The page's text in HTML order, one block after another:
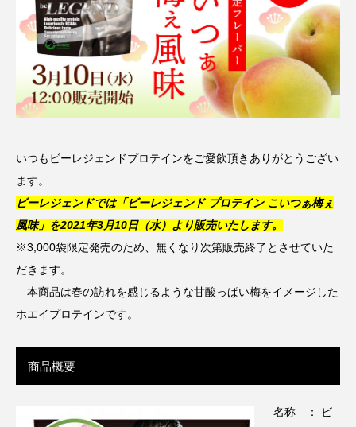
いつもビーレジェンドプロテインをご愛飲頂きありがとうござい
ます。
ビーレジェンドでは「ビーレジェンド プロテイン こいつぁ梅ぇ
風味」を2021年3月10日（水）より販売いたします。
※3,000袋限定発売のため、無くなり次第販売終了とさせていた
だきます。
本商品は春の訪れを感じるような甘酸っぱい梅をイメージした
ホエイプロテインです。
商品概要
名称 ： ビ